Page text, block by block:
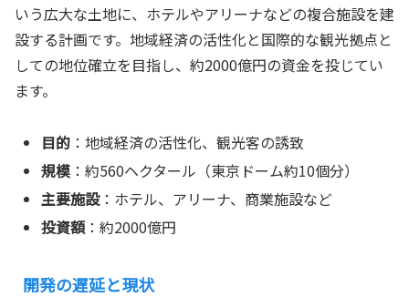
いう広大な土地に、ホテルやアリーナなどの複合施設を建
設する計画です。地域経済の活性化と国際的な観光拠点と
しての地位確立を目指し、約2000億円の資金を投じてい
ます。
目的 ：地域経済の活性化、観光客の誘致
規模 ：約560ヘクタール（東京ドーム約10個分）
主要施設：ホテル、アリーナ、商業施設など
投資額：約2000億円
開発の遅延と現状